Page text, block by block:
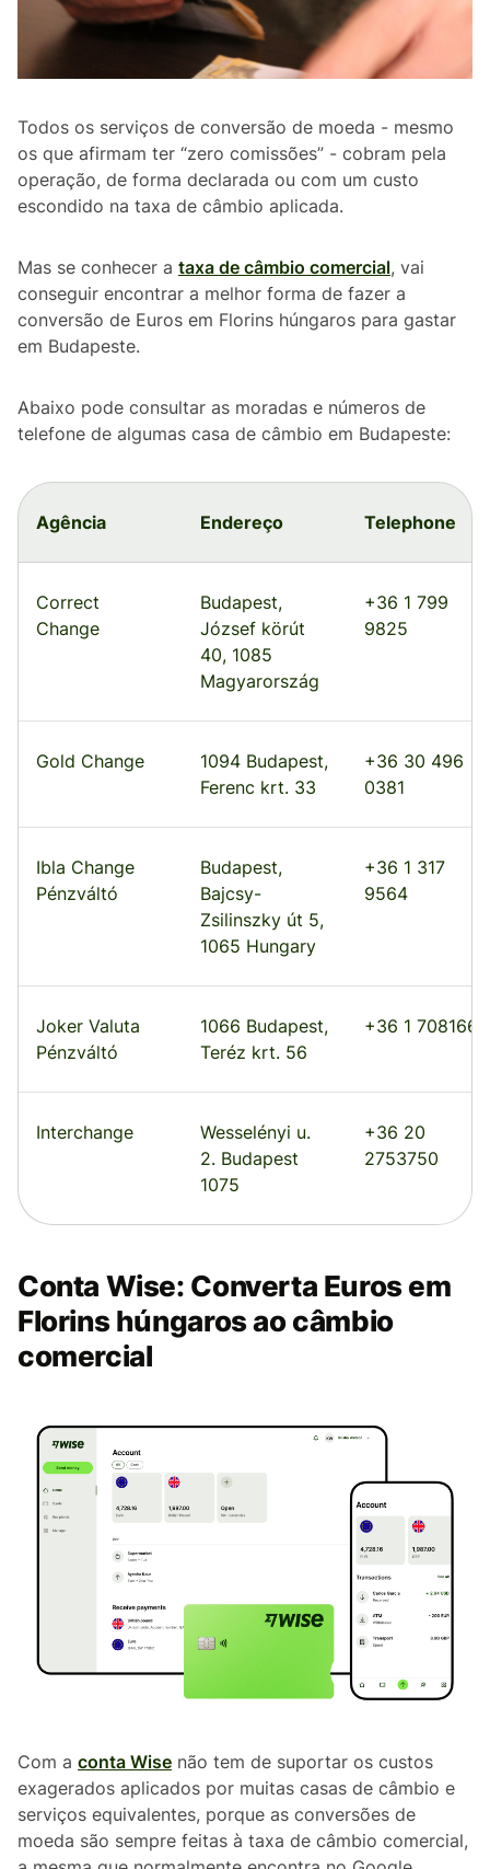
Todos os serviços de conversão de moeda - mesmo
os que afirmam ter “zero comissões” - cobram pela
operação, de forma declarada ou com um custo
escondido na taxa de câmbio aplicada.
Mas se conhecer a taxa de câmbio comercial, vai
conseguir encontrar a melhor forma de fazer a
conversão de Euros em Florins húngaros para gastar
em Budapeste.
Abaixo pode consultar as moradas e números de
telefone de algumas casa de câmbio em Budapeste:
Agência Endereço Telephone
Correct
Change
Budapest,
József körút
40, 1085
Magyarország
+36 1 799
9825
Gold Change
1094 Budapest,
Ferenc krt. 33
+36 30 496
0381
Ibla Change
Pénzváltó
Budapest,
Bajcsy-
Zsilinszky út 5,
1065 Hungary
+36 1 317
9564
Joker Valuta
Pénzváltó
1066 Budapest,
Teréz krt. 56
+36 1 7081660
Interchange
Wesselényi u.
2. Budapest
1075
+36 20
2753750
Conta Wise: Converta Euros em
Florins húngaros ao câmbio
comercial
Com a conta Wise não tem de suportar os custos
exagerados aplicados por muitas casas de câmbio e
serviços equivalentes, porque as conversões de
moeda são sempre feitas à taxa de câmbio comercial,